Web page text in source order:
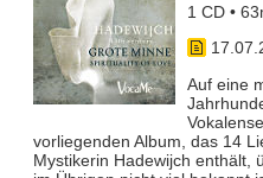
1 CD •
Auf eine
vorliegenden Album, das 14
Mystikerin Hadewijch enthält,